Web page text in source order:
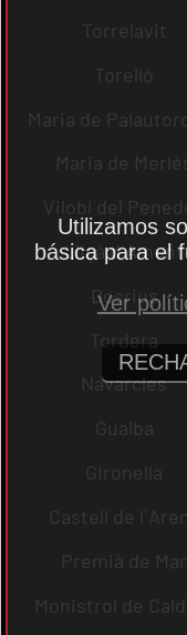
Torrelavit
Torelló
Maria de
Maria de
Vilobí del
Lliçà d´Amunt
Dosrius
Tordera
Navarcles
Gualba
Gironella
Castell de
Premià de Mar
Monistrol de
Utilizamos
básica para el
Ver